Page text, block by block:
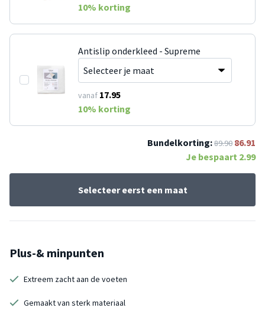
10% korting
Antislip onderkleed - Supreme
vanaf 17.95
10% korting
Bundelkorting:89.90 86.91
Je bespaart 2.99
Selecteer eerst een maat
Plus-& minpunten
Extreem zacht aan de voeten
Gemaakt van sterk materiaal